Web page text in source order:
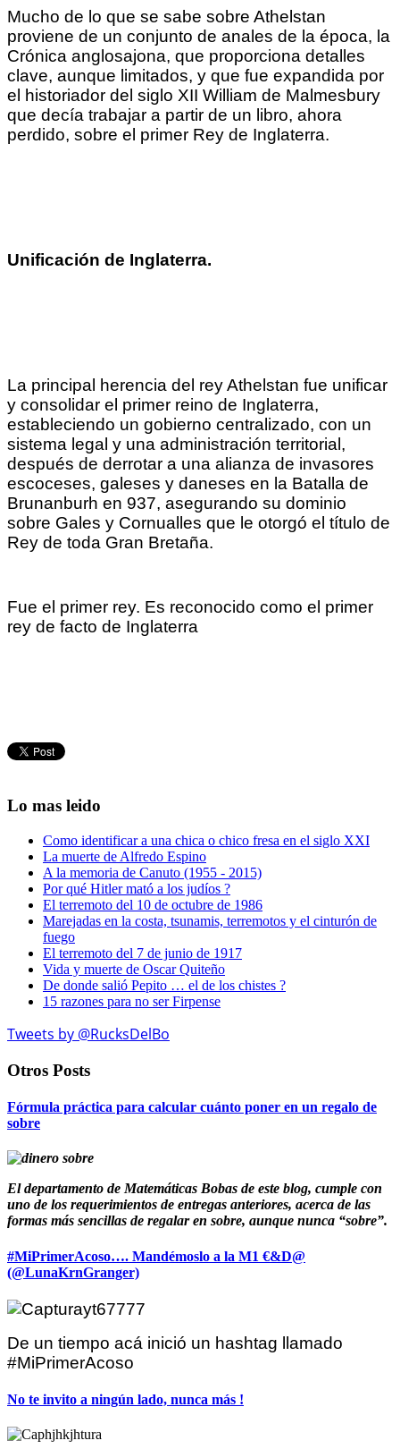
Mucho de lo que se sabe sobre Athelstan
proviene de un conjunto de anales de la época, la
Crónica anglosajona, que proporciona detalles
clave, aunque limitados, y que fue expandida por
el historiador del siglo XII William de Malmesbury
que decía trabajar a partir de un libro, ahora
perdido, sobre el primer Rey de Inglaterra.
Unificación de Inglaterra.
La principal herencia del rey Athelstan fue unificar
y consolidar el primer reino de Inglaterra,
estableciendo un gobierno centralizado, con un
sistema legal y una administración territorial,
después de derrotar a una alianza de invasores
escoceses, galeses y daneses en la Batalla de
Brunanburh en 937, asegurando su dominio
sobre Gales y Cornualles que le otorgó el título de
Rey de toda Gran Bretaña.
Fue el primer rey. Es reconocido como el primer
rey de facto de Inglaterra
Lo mas leido
Como identificar a una chica o chico fresa en el siglo XXI
La muerte de Alfredo Espino
A la memoria de Canuto (1955 - 2015)
Por qué Hitler mató a los judíos ?
El terremoto del 10 de octubre de 1986
Marejadas en la costa, tsunamis, terremotos y el cinturón de
fuego
El terremoto del 7 de junio de 1917
Vida y muerte de Oscar Quiteño
De donde salió Pepito … el de los chistes ?
15 razones para no ser Firpense
Tweets by @RucksDelBo
Otros Posts
Fórmula práctica para calcular cuánto poner en un regalo de
sobre
El departamento de Matemáticas Bobas de este blog, cumple con
uno de los requerimientos de entregas anteriores, acerca de las
formas más sencillas de regalar en sobre, aunque nunca “sobre”.
#MiPrimerAcoso…. Mandémoslo a la M1 €&D@
(@LunaKrnGranger)
De un tiempo acá inició un hashtag llamado
#MiPrimerAcoso
No te invito a ningún lado, nunca más !